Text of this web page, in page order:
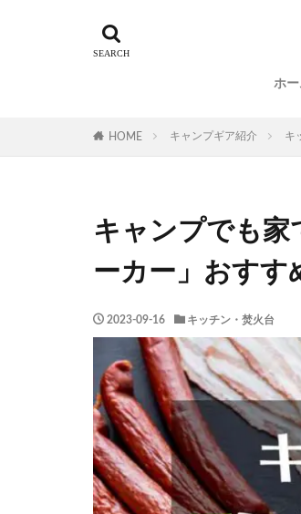
ホ
HOME キャンプギア紹介 キ
キャンプでも家
ーカー」おすす
2023-09-16 キッチン・焚火台